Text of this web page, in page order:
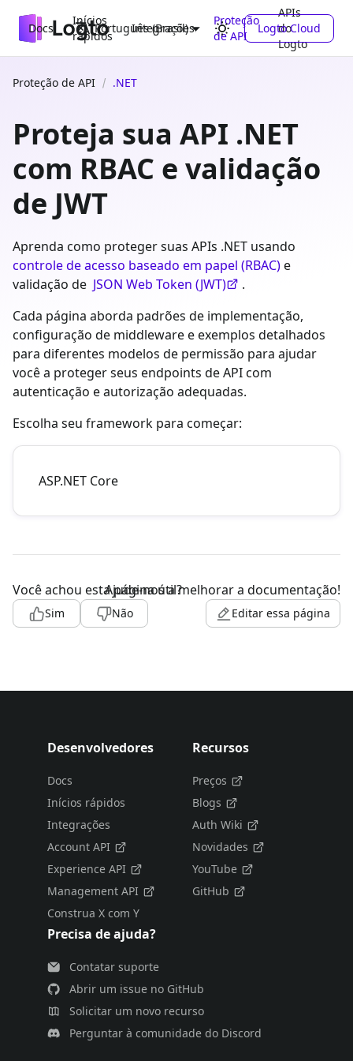
Docs
Inícios
rápidos
Integrações
Proteção
de API
APIs
do
Logto
Português (Brasil) Logto Cloud
Proteção de API .NET
Proteja sua API .NET
com RBAC e validação
de JWT
Aprenda como proteger suas APIs .NET usando
controle de acesso baseado em papel (RBAC)e
validação de JSON Web Token (JWT)
.
Cada página aborda padrões de implementação,
configuração de middleware e exemplos detalhados
para diferentes modelos de permissão para ajudar
você a proteger seus endpoints de API com
autenticação e autorização adequadas.
Escolha seu framework para começar:
ASP.NET Core
Você achou esta página útil?
Sim Não
Ajude-nos a melhorar a documentação!
Editar essa página
Desenvolvedores
Docs
Inícios rápidos
Integrações
Account API
Experience API
Management API
Construa X com Y
Recursos
Preços
Blogs
Auth Wiki
Novidades
YouTube
GitHub
Precisa de ajuda?
Contatar suporte
Abrir um issue no GitHub
Solicitar um novo recurso
Perguntar à comunidade do Discord